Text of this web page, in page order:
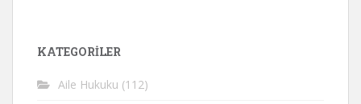
KATEGORİLER
Aile Hukuku (112)